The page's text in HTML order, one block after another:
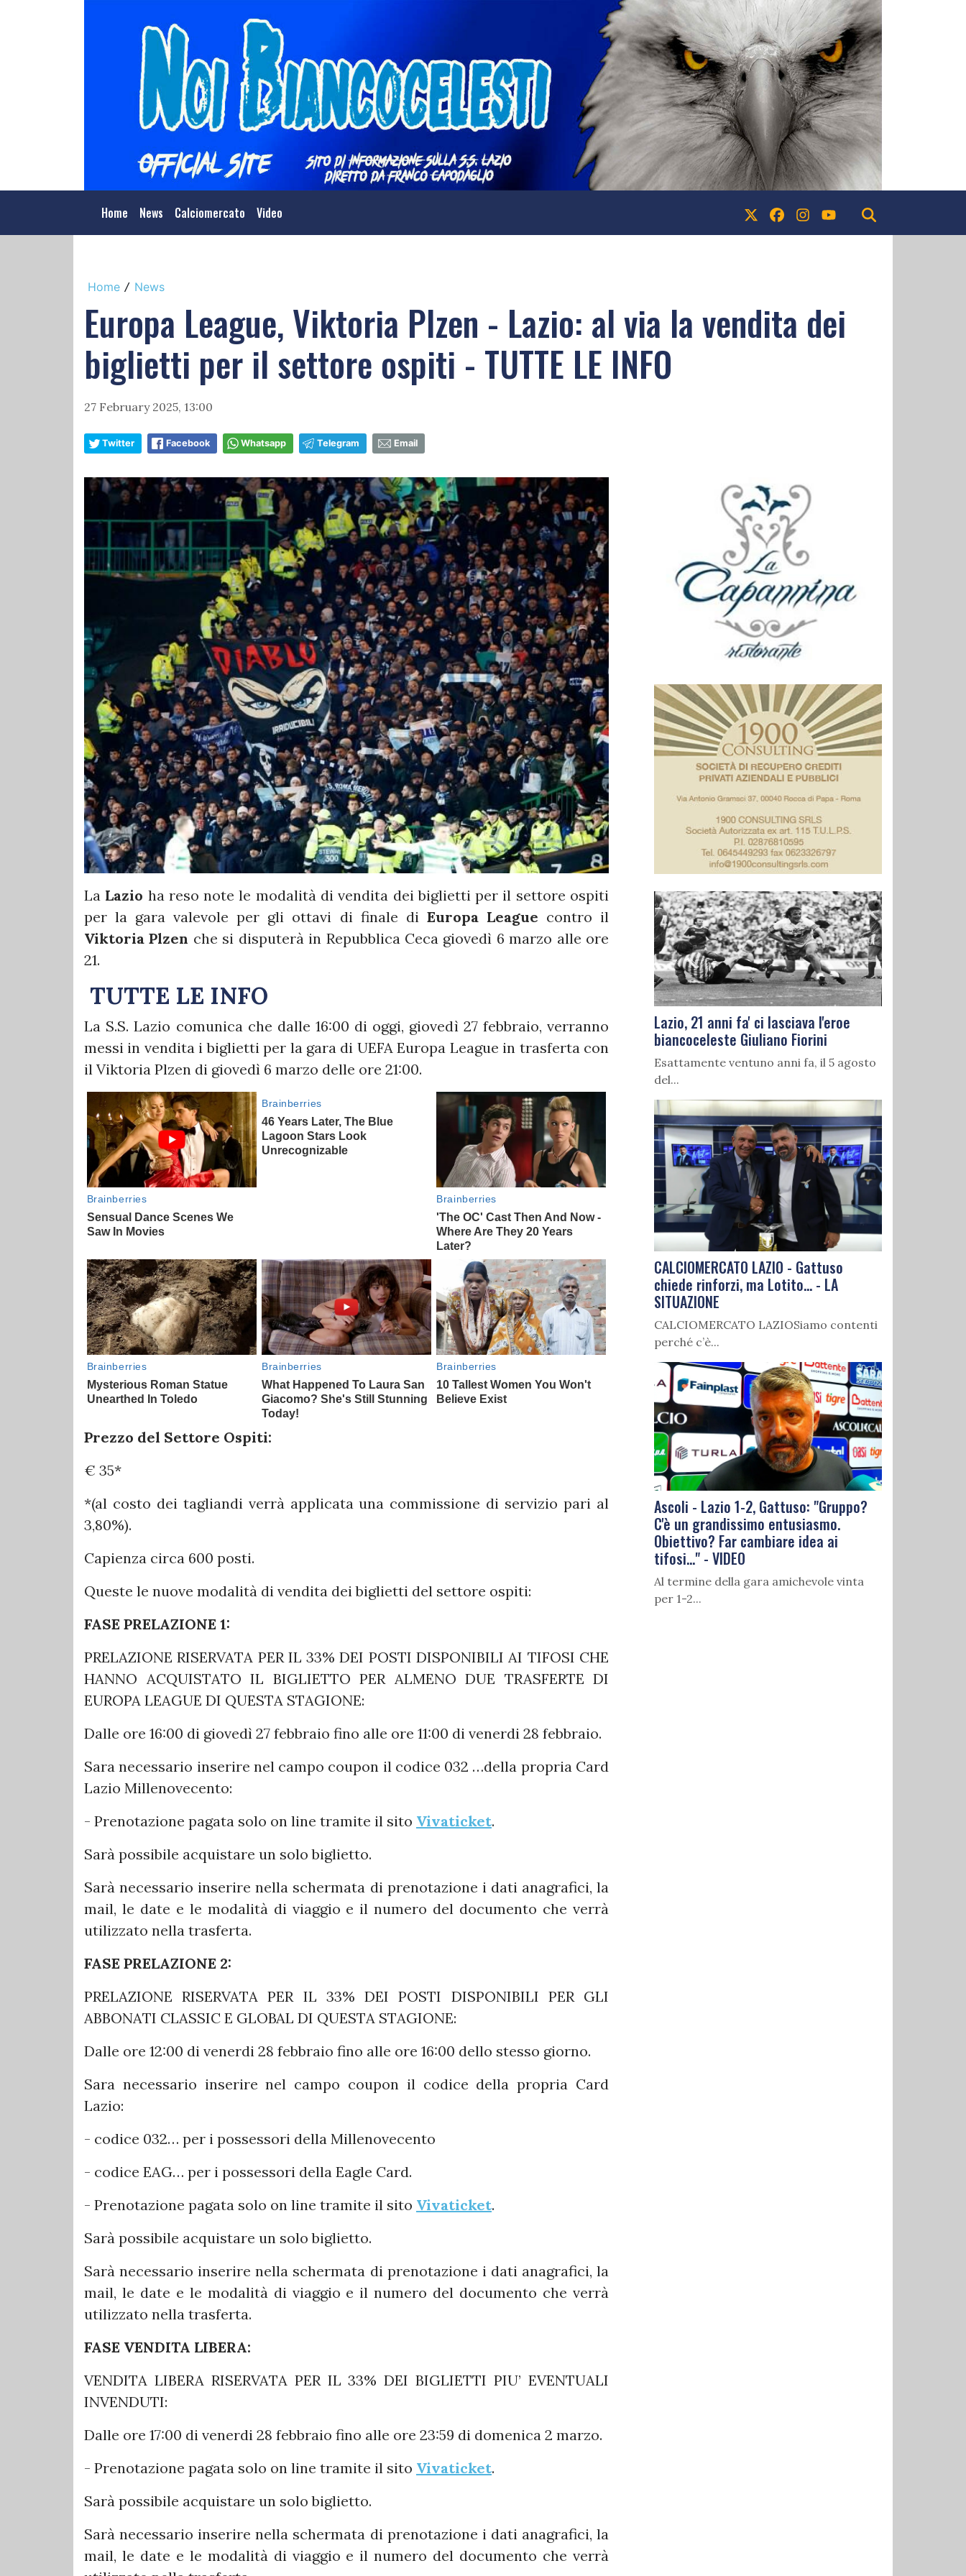
Home News Calciomercato Video
Home / News
Europa League, Viktoria Plzen - Lazio: al via la vendita dei
biglietti per il settore ospiti - TUTTE LE INFO
27 February 2025, 13:00
Twitter Facebook Whatsapp Telegram Email
La Lazio ha reso note le modalità di vendita dei biglietti per il settore ospiti
per la gara valevole per gli ottavi di finale di Europa League contro il
Viktoria Plzen che si disputerà in Repubblica Ceca giovedì 6 marzo alle ore
21.
TUTTE LE INFO
La S.S. Lazio comunica che dalle 16:00 di oggi, giovedì 27 febbraio, verranno
messi in vendita i biglietti per la gara di UEFA Europa League in trasferta con
il Viktoria Plzen di giovedì 6 marzo delle ore 21:00.
Prezzo del Settore Ospiti:
€ 35*
*(al costo dei tagliandi verrà applicata una commissione di servizio pari al
3,80%).
Capienza circa 600 posti.
Queste le nuove modalità di vendita dei biglietti del settore ospiti:
FASE PRELAZIONE 1:
PRELAZIONE RISERVATA PER IL 33% DEI POSTI DISPONIBILI AI TIFOSI CHE
HANNO ACQUISTATO IL BIGLIETTO PER ALMENO DUE TRASFERTE DI
EUROPA LEAGUE DI QUESTA STAGIONE:
Dalle ore 16:00 di giovedì 27 febbraio fino alle ore 11:00 di venerdi 28 febbraio.
Sara necessario inserire nel campo coupon il codice 032 …della propria Card
Lazio Millenovecento:
- Prenotazione pagata solo on line tramite il sito Vivaticket.
Sarà possibile acquistare un solo biglietto.
Sarà necessario inserire nella schermata di prenotazione i dati anagrafici, la
mail, le date e le modalità di viaggio e il numero del documento che verrà
utilizzato nella trasferta.
FASE PRELAZIONE 2:
PRELAZIONE RISERVATA PER IL 33% DEI POSTI DISPONIBILI PER GLI
ABBONATI CLASSIC E GLOBAL DI QUESTA STAGIONE:
Dalle ore 12:00 di venerdi 28 febbraio fino alle ore 16:00 dello stesso giorno.
Sara necessario inserire nel campo coupon il codice della propria Card
Lazio:
- codice 032… per i possessori della Millenovecento
- codice EAG… per i possessori della Eagle Card.
- Prenotazione pagata solo on line tramite il sito Vivaticket.
Sarà possibile acquistare un solo biglietto.
Sarà necessario inserire nella schermata di prenotazione i dati anagrafici, la
mail, le date e le modalità di viaggio e il numero del documento che verrà
utilizzato nella trasferta.
FASE VENDITA LIBERA:
VENDITA LIBERA RISERVATA PER IL 33% DEI BIGLIETTI PIU’ EVENTUALI
INVENDUTI:
Dalle ore 17:00 di venerdi 28 febbraio fino alle ore 23:59 di domenica 2 marzo.
- Prenotazione pagata solo on line tramite il sito Vivaticket.
Sarà possibile acquistare un solo biglietto.
Sarà necessario inserire nella schermata di prenotazione i dati anagrafici, la
mail, le date e le modalità di viaggio e il numero del documento che verrà
Lazio, 21 anni fa' ci lasciava l'eroe
biancoceleste Giuliano Fiorini
Esattamente ventuno anni fa, il 5 agosto
del...
CALCIOMERCATO LAZIO - Gattuso
chiede rinforzi, ma Lotito... - LA
SITUAZIONE
CALCIOMERCATO LAZIOSiamo contenti
perché c’è...
Ascoli - Lazio 1-2, Gattuso: "Gruppo?
C'è un grandissimo entusiasmo.
Obiettivo? Far cambiare idea ai
tifosi..." - VIDEO
Al termine della gara amichevole vinta
per 1-2...